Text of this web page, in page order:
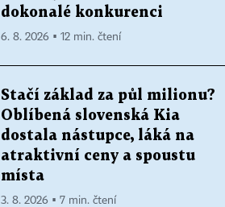
dokonalé konkurenci
6. 8. 2026 ▪ 12 min. čtení
Stačí základ za půl milionu?
Oblíbená slovenská Kia
dostala nástupce, láká na
atraktivní ceny a spoustu
místa
3. 8. 2026 ▪ 7 min. čtení